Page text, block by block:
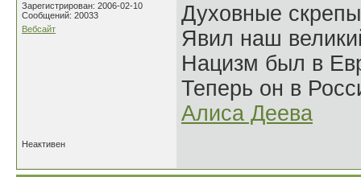
Зарегистрирован: 2006-02-10
Сообщений: 20033
Вебсайт
Духовные
Явил наш
Нацизм был в
Теперь он в
Алиса Деева
Неактивен